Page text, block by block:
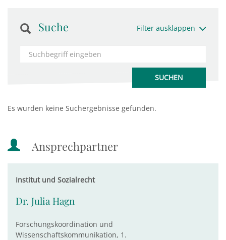
Suche Filter ausklappen
Es wurden keine Suchergebnisse gefunden.
Ansprechpartner
Institut und Sozialrecht
Dr. Julia Hagn
Forschungskoordination und
Wissenschaftskommunikation, 1.